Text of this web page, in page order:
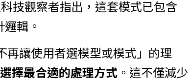
技觀察者指出，這套模式已包含
輯。
讓使用者選模型或模式」的理
擇最合適的處理方式 。這不僅減少